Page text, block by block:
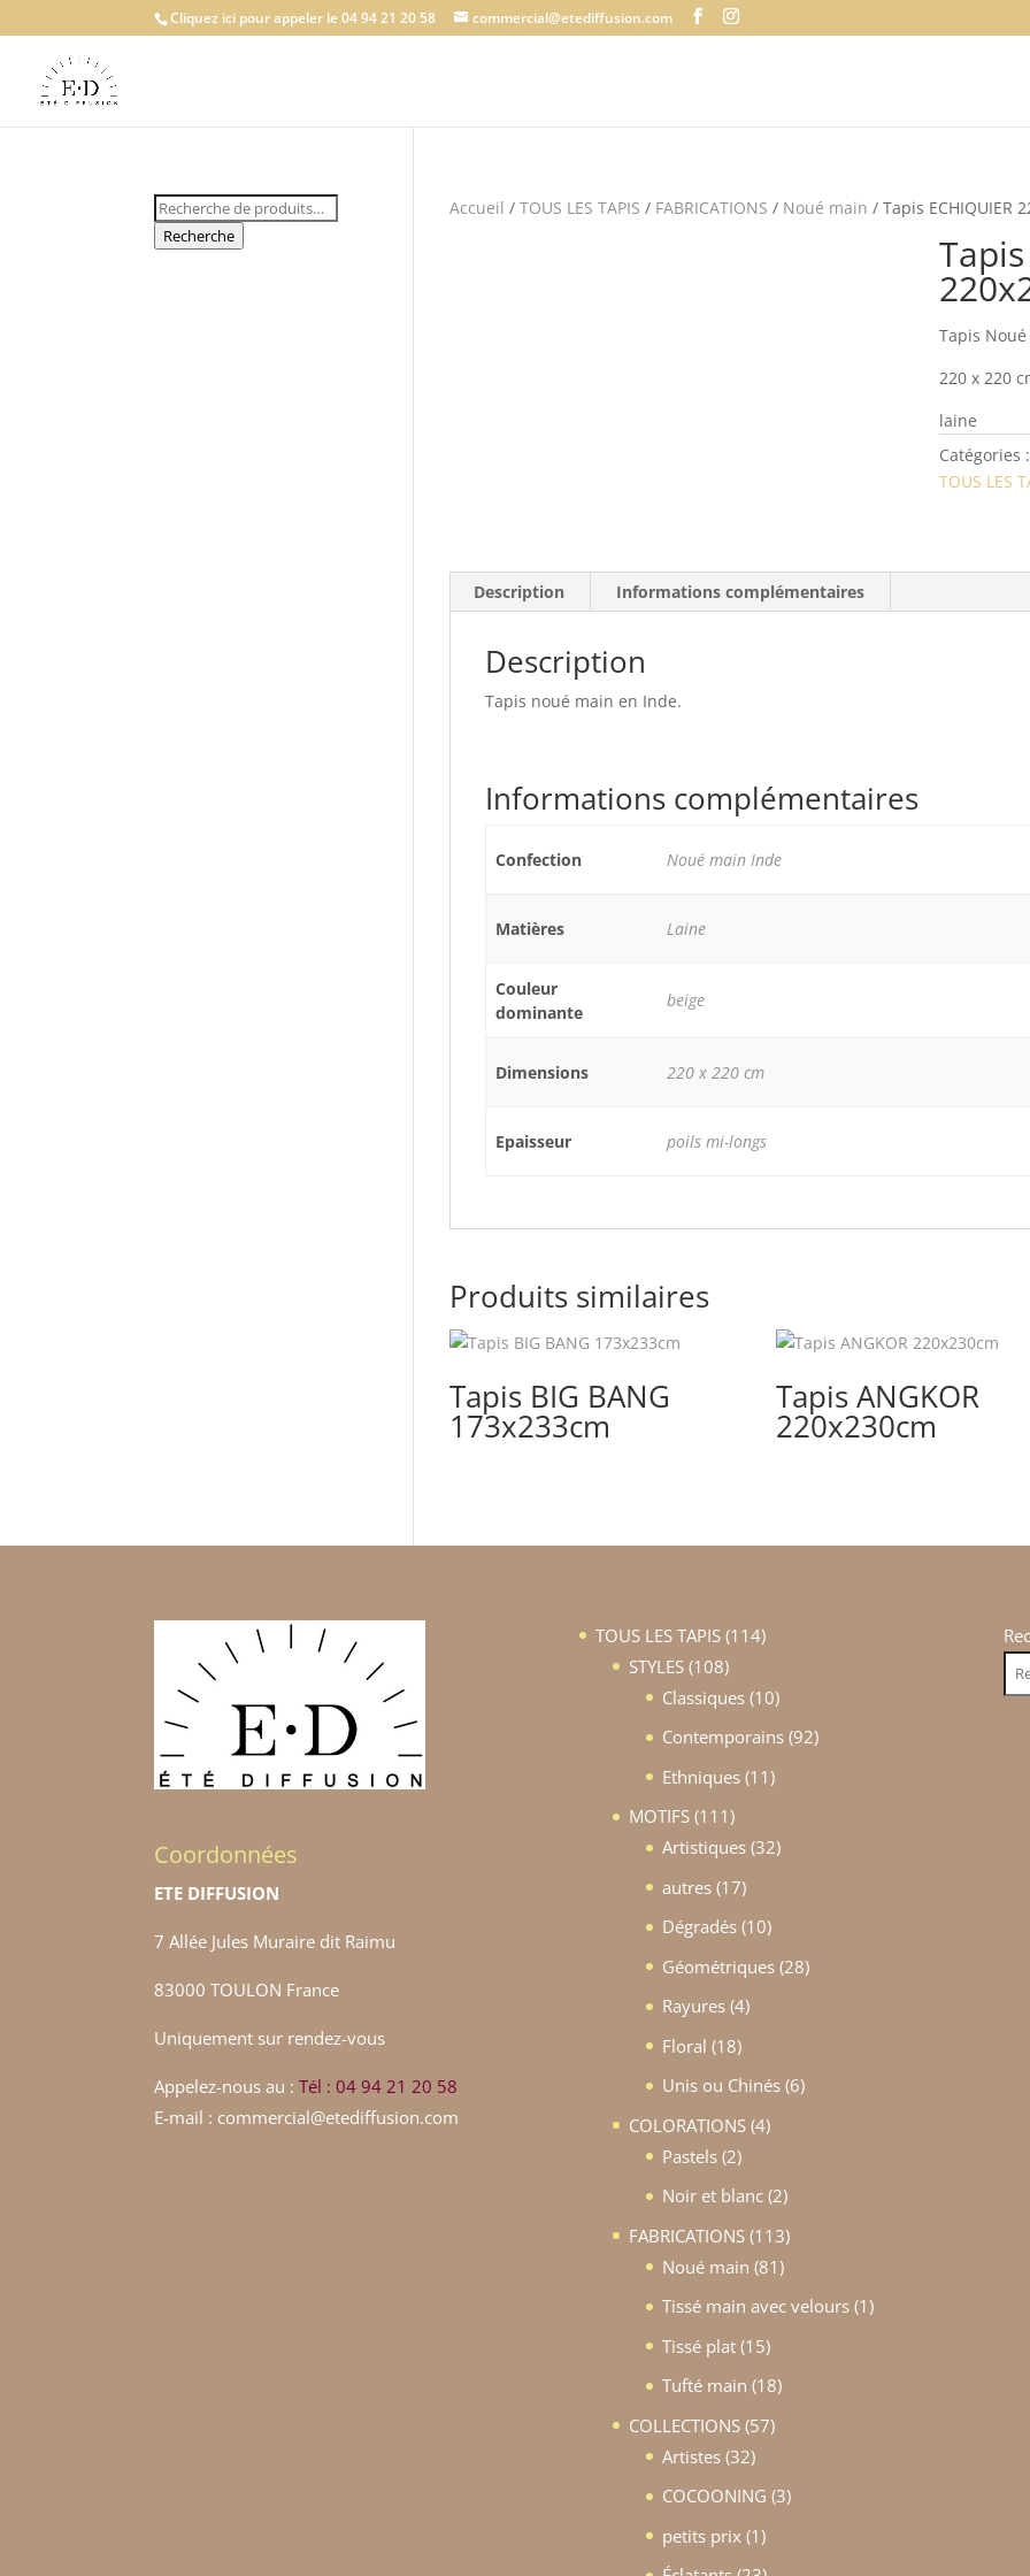
Cliquez ici pour appeler le 04 94 21 20 58 commercial@etediffusion.com
Accueil /TOUS LES TAPIS / FABRICATIONS / Noué main / Tapis ECHIQUIER
Tapis
Tapis
220 x 220
laine
Catégories :
TOUS LES
Description Informations complémentaires
Description
Tapis noué main en Inde.
Informations complémentaires
Confection Noué main Inde
Matières Laine
Couleur
dominante
beige
Dimensions 220 x 220 cm
Epaisseur poils mi-longs
Produits similaires
Tapis BIG BANG
173x233cm
Tapis ANGKOR
220x230cm
Recherche
pour :
Recherche
Coordonnées
ETE DIFFUSION
7 Allée Jules Muraire dit Raimu
83000 TOULON France
Uniquement sur rendez-vous
Appelez-nous au :Tél : 04 94 21 20 58
E-mail : commercial@etediffusion.com
TOUS LES TAPIS 114114
STYLES 108108
produits
Classiques 1010
produits
Contemporains 9292
Ethniques 1111
MOTIFS 111111
produits
Artistiques 3232
autres 1717
produits
Dégradés 1010
produits
Géométriques 2828
Rayures 44
Floral 1818
produits
Unis ou Chinés 66
COLORATIONS 44
Pastels 22
produits
Noir et blanc 22
produits
FABRICATIONS 113113
produits
Noué main 8181
produits
Tissé main avec velours 11
Tissé plat 1515
produits
Tufté main 1818
COLLECTIONS 5757
Artistes 3232
produits
COCOONING 33
petits prix 11
produit